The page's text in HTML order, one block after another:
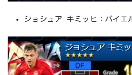
ジョシュア キミッヒ：バイエ